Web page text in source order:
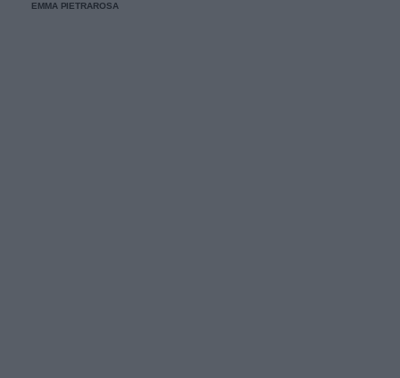
EMMA PIETRAROSA